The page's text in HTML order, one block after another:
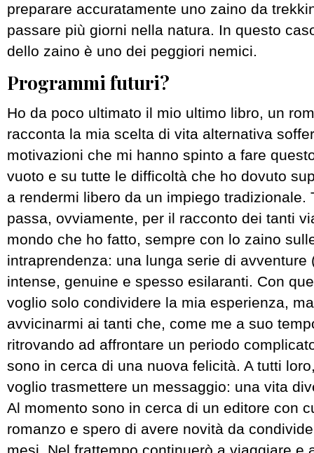
preparare accuratamente uno zaino da
passare più giorni nella natura. In questo
dello zaino è uno dei peggiori nemici.
Programmi futuri?
Ho da poco ultimato il mio ultimo libro, un
racconta la mia scelta di vita alternativa
motivazioni che mi hanno spinto a fare
vuoto e su tutte le difficoltà che ho dovuto
a rendermi libero da un impiego tradizionale.
passa, ovviamente, per il racconto dei tanti
mondo che ho fatto, sempre con lo zaino
intraprendenza: una lunga serie di avventure
intense, genuine e spesso esilaranti. Con
voglio solo condividere la mia esperienza,
avvicinarmi ai tanti che, come me a suo
ritrovando ad affrontare un periodo
sono in cerca di una nuova felicità. A tutti
voglio trasmettere un messaggio: una vita
Al momento sono in cerca di un editore con
romanzo e spero di avere novità da